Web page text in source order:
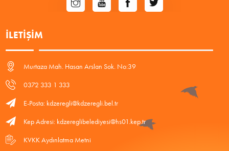
İLETIŞIM
Murtaza Mah. Hasan Arslan Sok. No:39
0372 333 1 333
E-Posta: kdzeregli@kdzeregli.bel.tr
Kep Adresi: kdzereglibelediyesi@hs01.kep.tr
KVKK Aydınlatma Metni